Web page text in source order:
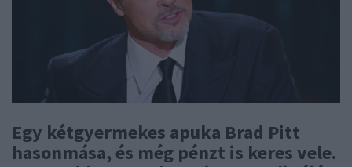
Egy kétgyermekes apuka Brad Pitt
hasonmása, és még pénzt is keres vele.